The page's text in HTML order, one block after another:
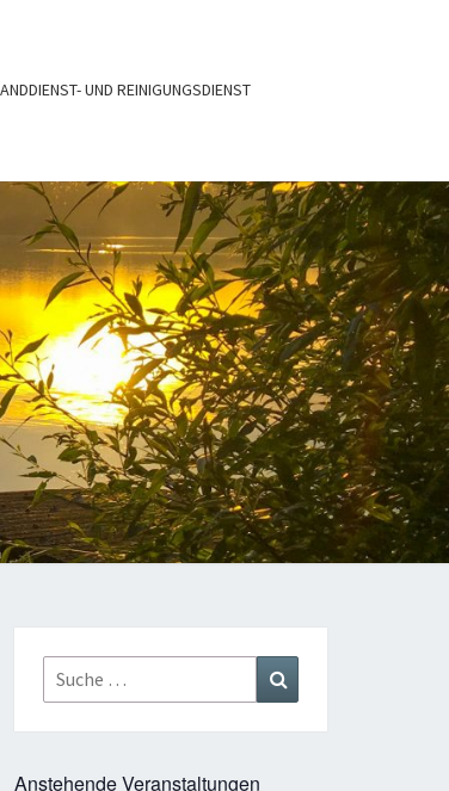
UND REINIGUNGSDIENST
Suche
nach:
Anstehende Veranstaltungen